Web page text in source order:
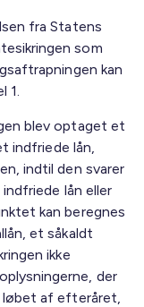
fra Statens
som
kan
1.
blev optaget et
indfriede lån,
indtil den svarer
lån eller
kan beregnes
et såkaldt
ikke
der
løbet af efteråret,